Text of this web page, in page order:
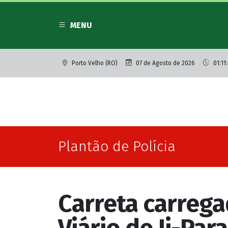
MENU
Porto Velho (RO) 07 de Agosto de 2026